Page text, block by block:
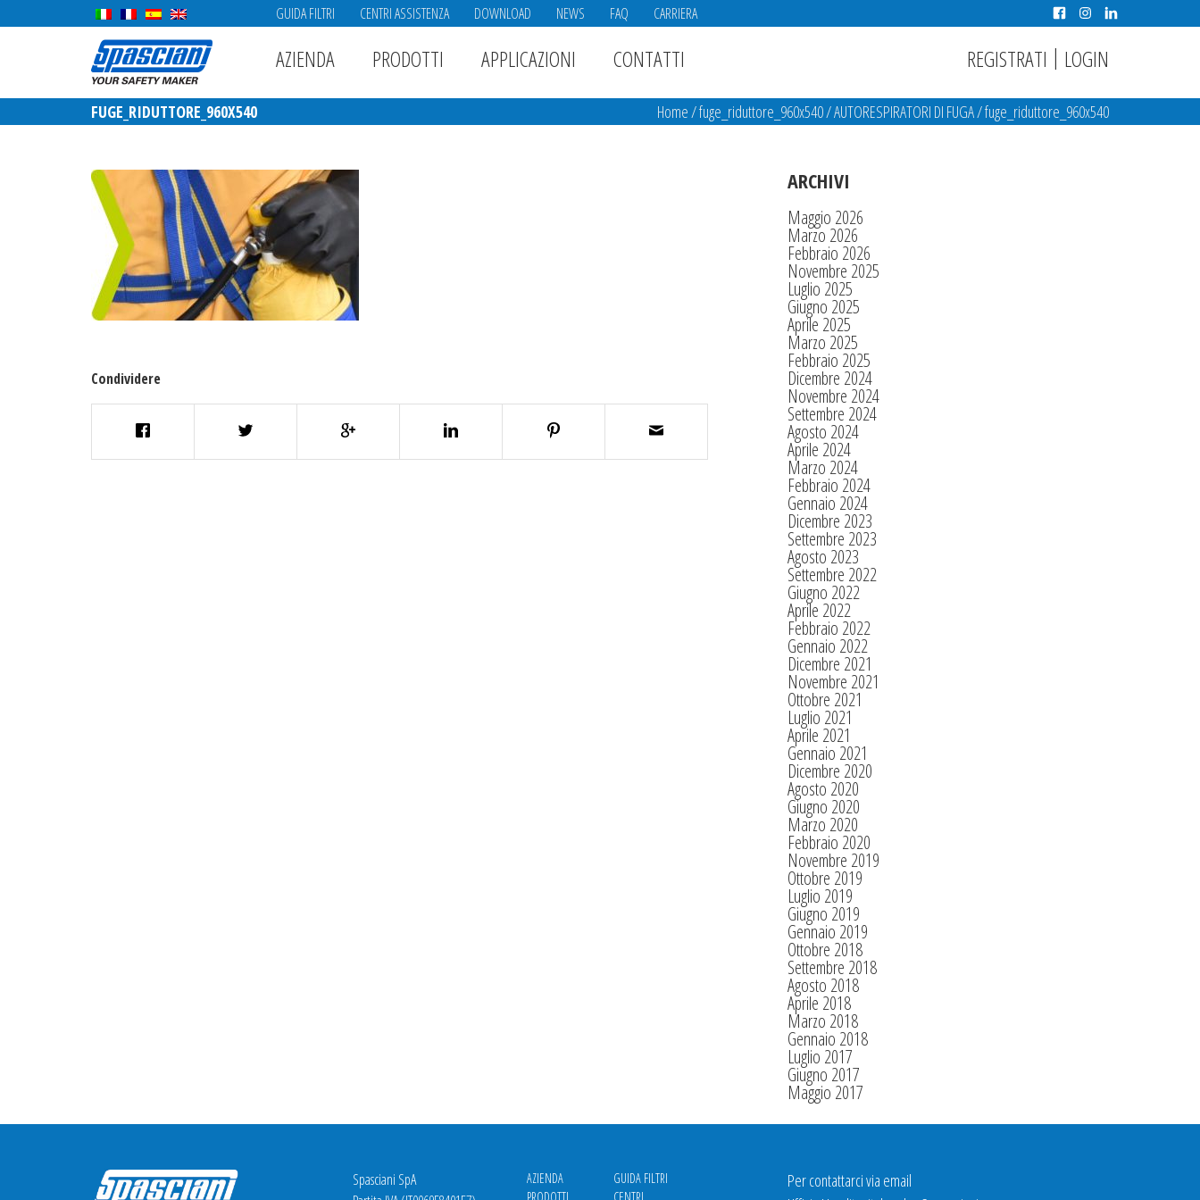
GUIDA FILTRI CENTRI ASSISTENZA DOWNLOAD NEWS FAQ CARRIERA
AZIENDA PRODOTTI APPLICAZIONI CONTATTI REGISTRATI | LOGIN
FUGE_RIDUTTORE_960X540 Home/fuge_riduttore_960x540/AUTORESPIRATORI DI FUGA/fuge_riduttore_960x540
Condividere
ARCHIVI
Maggio 2026
Marzo 2026
Febbraio 2026
Novembre 2025
Luglio 2025
Giugno 2025
Aprile 2025
Marzo 2025
Febbraio 2025
Dicembre 2024
Novembre 2024
Settembre 2024
Agosto 2024
Aprile 2024
Marzo 2024
Febbraio 2024
Gennaio 2024
Dicembre 2023
Settembre 2023
Agosto 2023
Settembre 2022
Giugno 2022
Aprile 2022
Febbraio 2022
Gennaio 2022
Dicembre 2021
Novembre 2021
Ottobre 2021
Luglio 2021
Aprile 2021
Gennaio 2021
Dicembre 2020
Agosto 2020
Giugno 2020
Marzo 2020
Febbraio 2020
Novembre 2019
Ottobre 2019
Luglio 2019
Giugno 2019
Gennaio 2019
Ottobre 2018
Settembre 2018
Agosto 2018
Aprile 2018
Marzo 2018
Gennaio 2018
Luglio 2017
Giugno 2017
Maggio 2017
Spasciani SpA
AZIENDA
GUIDA FILTRI
Per contattarci via email